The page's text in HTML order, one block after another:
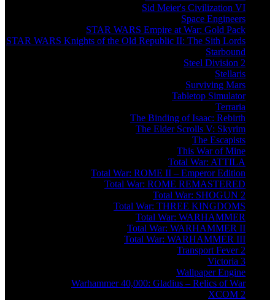
Sid Meier's Civilization VI
Space Engineers
STAR WARS Empire at War: Gold Pack
STAR WARS Knights of the Old Republic II: The Sith Lords
Starbound
Steel Division 2
Stellaris
Surviving Mars
Tabletop Simulator
Terraria
The Binding of Isaac: Rebirth
The Elder Scrolls V: Skyrim
The Escapists
This War of Mine
Total War: ATTILA
Total War: ROME II – Emperor Edition
Total War: ROME REMASTERED
Total War: SHOGUN 2
Total War: THREE KINGDOMS
Total War: WARHAMMER
Total War: WARHAMMER II
Total War: WARHAMMER III
Transport Fever 2
Victoria 3
Wallpaper Engine
Warhammer 40,000: Gladius – Relics of War
XCOM 2